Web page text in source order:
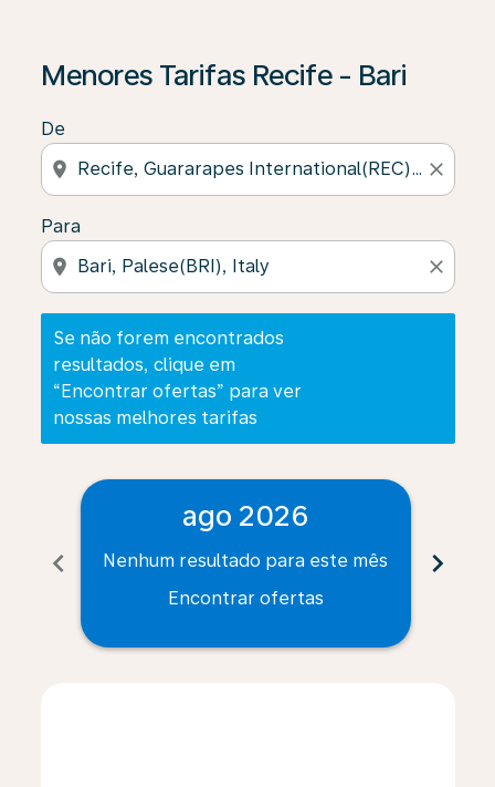
Menores Tarifas Recife - Bari
De
location_on close
Para
location_on close
Se não forem encontrados
resultados, clique em
“Encontrar ofertas” para ver
nossas melhores tarifas
Se não forem encontrados resultados, clique em
chevron_left
ago 2026
Nenhum resultado para este mês
Encontrar ofertas
chevron_right